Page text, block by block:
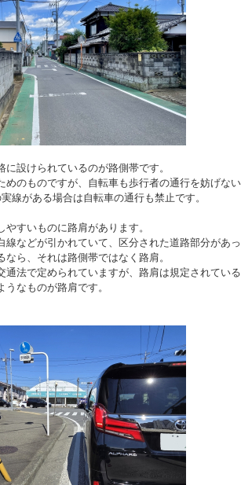
に設けられているのが路側帯です。
めのものですが、自転車も歩行者の通行を妨げな
線がある場合は自転車の通行も禁止です。
やすいものに路肩があります。
線などが引かれていて、区分された道路部分があ
なら、それは路側帯ではなく路肩。
通法で定められていますが、路肩は規定されてい
うなものが路肩です。